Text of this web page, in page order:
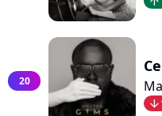
20
arrow_bot